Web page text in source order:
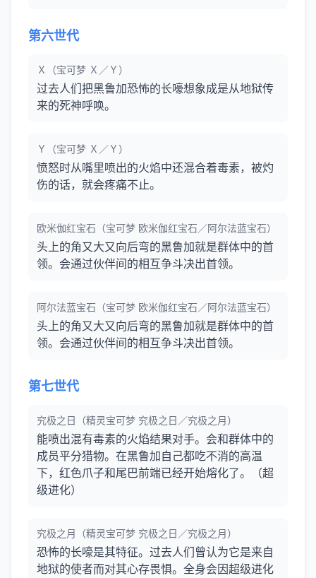
第六世代
Ｘ（宝可梦 Ｘ／Ｙ）
过去人们把黑鲁加恐怖的长嚎想象成是从地狱传
来的死神呼唤。
Ｙ（宝可梦 Ｘ／Ｙ）
愤怒时从嘴里喷出的火焰中还混合着毒素，被灼
伤的话，就会疼痛不止。
欧米伽红宝石（宝可梦 欧米伽红宝石／阿尔法蓝宝石）
头上的角又大又向后弯的黑鲁加就是群体中的首
领。会通过伙伴间的相互争斗决出首领。
阿尔法蓝宝石（宝可梦 欧米伽红宝石／阿尔法蓝宝石）
头上的角又大又向后弯的黑鲁加就是群体中的首
领。会通过伙伴间的相互争斗决出首领。
第七世代
究极之日（精灵宝可梦 究极之日／究极之月）
能喷出混有毒素的火焰结果对手。会和群体中的
成员平分猎物。在黑鲁加自己都吃不消的高温
下，红色爪子和尾巴前端已经开始熔化了。（超
级进化）
究极之月（精灵宝可梦 究极之日／究极之月）
恐怖的长嚎是其特征。过去人们曾认为它是来自
地狱的使者而对其心存畏惧。全身会因超级进化